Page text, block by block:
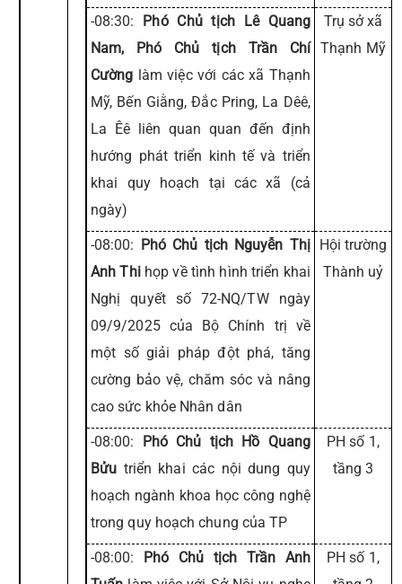
-08:30: Phó Chủ tịch Lê Quang
Nam, Phó Chủ tịch Trần Chí
Cường làm việc với các xã Thạnh
Mỹ, Bến Giằng, Đắc Pring, La Dêê,
La Êê liên quan quan đến định
hướng phát triển kinh tế và triển
khai quy hoạch tại các xã (cả
ngày)
Trụ sở xã
Thạnh Mỹ
-08:00: Phó Chủ tịch Nguyễn Thị
Anh Thihọp về tình hình triển khai
Nghị quyết số 72-NQ/TW ngày
09/9/2025 của Bộ Chính trị về
một số giải pháp đột phá, tăng
cường bảo vệ, chăm sóc và nâng
cao sức khỏe Nhân dân
Hội trường
Thành uỷ
-08:00: Phó Chủ tịch Hồ Quang
Bửu triển khai các nội dung quy
hoạch ngành khoa học công nghệ
trong quy hoạch chung của TP
PH số 1,
tầng 3
-08:00: Phó Chủ tịch Trần Anh
PH số 1,